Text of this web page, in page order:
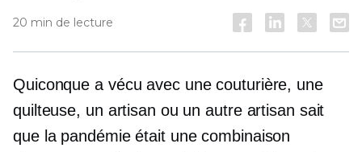
20 min de lecture
Quiconque a vécu avec une couturière, une
quilteuse, un artisan ou un autre artisan sait
que la pandémie était une combinaison